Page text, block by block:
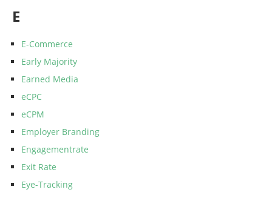
E
E-Commerce
Early Majority
Earned Media
eCPC
eCPM
Employer Branding
Engagementrate
Exit Rate
Eye-Tracking